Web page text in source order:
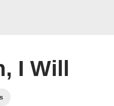
I Will